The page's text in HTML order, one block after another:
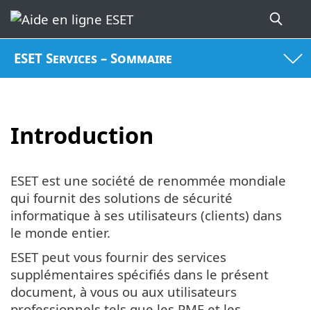
ESET Services – Sommaire
Introduction
ESET est une société de renommée mondiale
qui fournit des solutions de sécurité
informatique à ses utilisateurs (clients) dans
le monde entier.
ESET peut vous fournir des services
supplémentaires spécifiés dans le présent
document, à vous ou aux utilisateurs